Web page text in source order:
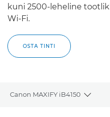
kuni 2500-leheline
Wi-Fi.
OSTA TINTI
Canon MAXIFY iB4150